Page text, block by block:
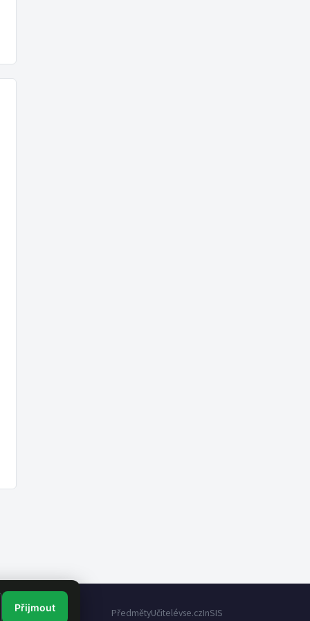
PředmětyUčitelévse.czInSIS
Přijmout